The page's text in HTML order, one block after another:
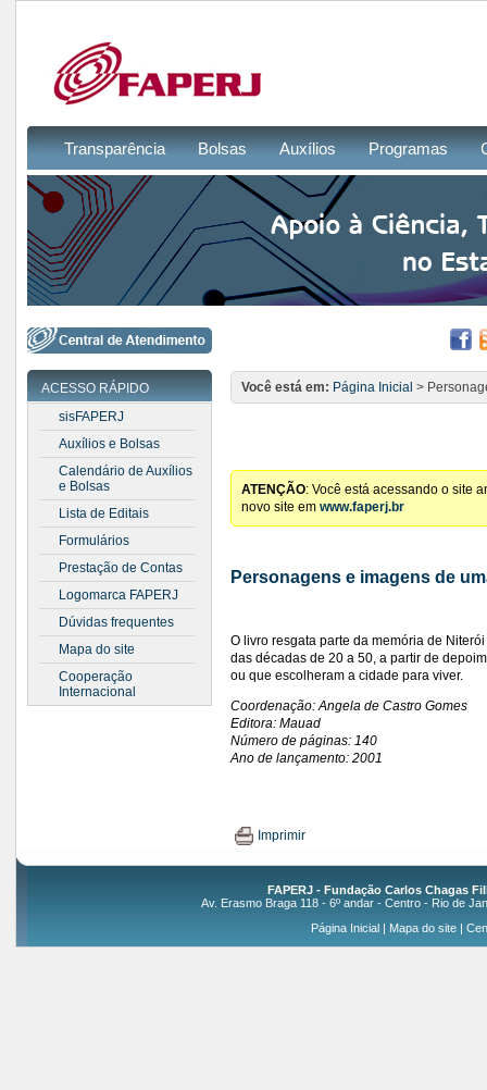
Transparência Bolsas Auxílios Programas
ACESSO RÁPIDO
sisFAPERJ
Auxílios e Bolsas
Calendário de Auxílios
e Bolsas
Lista de Editais
Formulários
Prestação de Contas
Logomarca FAPERJ
Dúvidas frequentes
Mapa do site
Cooperação
Internacional
Você está em: Página Inicial >
ATENÇÃO: Você está acessando o site
novo site em www.faperj.br
Personagens e imagens de
O livro resgata parte da memória de
das décadas de 20 a 50, a partir de
ou que escolheram a cidade para viver.
Coordenação: Angela de Castro Gomes
Editora: Mauad
Número de páginas: 140
Ano de lançamento: 2001
Imprimir
FAPERJ - Fundação Carlos Chagas
Av. Erasmo Braga 118 - 6º andar - Centro - Rio de
Página Inicial| Mapa do site|